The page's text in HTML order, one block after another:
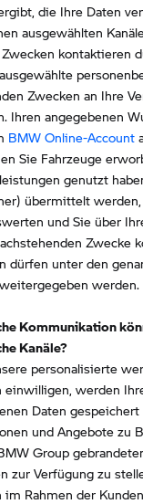
die Ihre Daten
ausgewählten
kontaktieren
Zwecken an Ihre
Ihren angegebenen
BMW Online-Account
Sie Fahrzeuge
genutzt
übermittelt
und Sie über
Zwecke
dürfen unter den
werden.
Kommunikation
Kanäle?
personalisierte
einwilligen, werden
Daten
und Angebote zu
Group
zur Verfügung zu
Rahmen der